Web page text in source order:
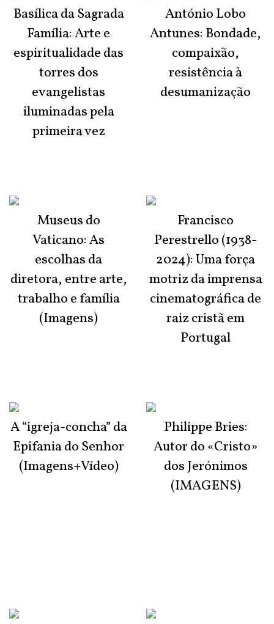
Basílica da Sagrada
Família: Arte e
espiritualidade das
torres dos
evangelistas
iluminadas pela
primeira vez
Museus do
Vaticano: As
escolhas da
diretora, entre arte,
trabalho e família
(Imagens)
A “igreja-concha” da
Epifania do Senhor
(Imagens+Vídeo)
António Lobo
Antunes: Bondade,
compaixão,
resistência à
desumanização
Francisco
Perestrello (1938-
2024): Uma força
motriz da imprensa
cinematográfica de
raiz cristã em
Portugal
Philippe Bries:
Autor do «Cristo»
dos Jerónimos
(IMAGENS)